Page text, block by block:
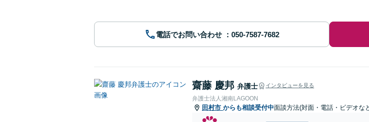
電話でお問い合わせ
齋藤 慶邦 弁護士 インタビューを見る
弁護士法人湘南LAGOON
田村市 からも相談受付中面談方法(対面・電話・ビデオな